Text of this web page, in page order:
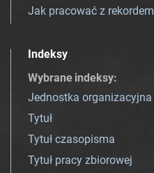
Jak pracować z rekordem
Indeksy
Wybrane indeksy:
Jednostka organizacyjna
Tytuł
Tytuł czasopisma
Tytuł pracy zbiorowej